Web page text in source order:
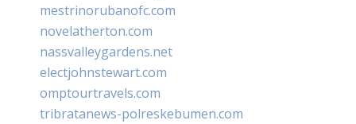
mestrinorubanofc.com
novelatherton.com
nassvalleygardens.net
electjohnstewart.com
omptourtravels.com
tribratanews-polreskebumen.com